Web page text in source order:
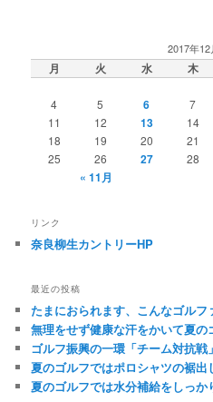
2017年12
月 火 水 木
4
5 6 7
11
12 13 14
18 19 20 21
25
26 27 28
« 11月
リンク
奈良柳生カントリーHP
最近の投稿
たまにおられます、こんなゴルフ
無理をせず健康な汗をかいて夏の
ゴルフ振興の一環「チーム対抗戦
夏のゴルフではポロシャツの裾出
夏のゴルフでは水分補給をしっか